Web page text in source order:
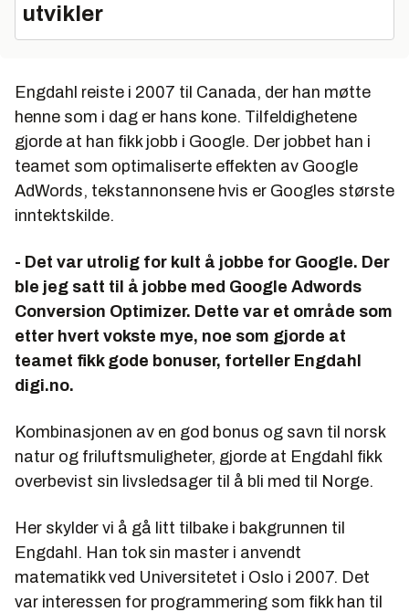
utvikler
Engdahl reiste i 2007 til Canada, der han møtte
henne som i dag er hans kone. Tilfeldighetene
gjorde at han fikk jobb i Google. Der jobbet han i
teamet som optimaliserte effekten av Google
AdWords, tekstannonsene hvis er Googles største
inntektskilde.
- Det var utrolig for kult å jobbe for Google. Der
ble jeg satt til å jobbe med Google Adwords
Conversion Optimizer. Dette var et område som
etter hvert vokste mye, noe som gjorde at
teamet fikk gode bonuser, forteller Engdahl
digi.no.
Kombinasjonen av en god bonus og savn til norsk
natur og friluftsmuligheter, gjorde at Engdahl fikk
overbevist sin livsledsager til å bli med til Norge.
Her skylder vi å gå litt tilbake i bakgrunnen til
Engdahl. Han tok sin master i anvendt
matematikk ved Universitetet i Oslo i 2007. Det
var interessen for programmering som fikk han til